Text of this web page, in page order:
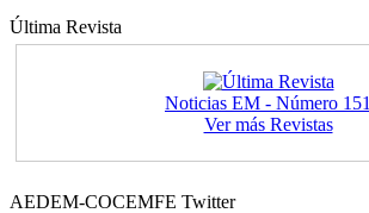
Última Revista
Noticias EM - Número 151
Ver más Revistas
AEDEM-COCEMFE Twitter